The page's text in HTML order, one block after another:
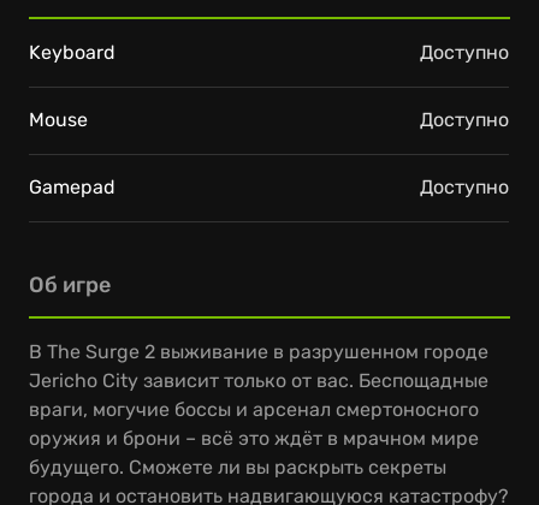
Об игре
В The Surge 2 выживание в разрушенном городе
Jericho City зависит только от вас. Беспощадные
враги, могучие боссы и арсенал смертоносного
оружия и брони – всё это ждёт в мрачном мире
будущего. Сможете ли вы раскрыть секреты
города и остановить надвигающуюся катастрофу?
Keyboard Доступно
Mouse Доступно
Gamepad Доступно